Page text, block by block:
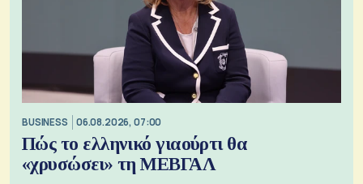
BUSINESS 06.08.2026, 07:00
Πώς το ελληνικό γιαούρτι θα
«χρυσώσει» τη ΜΕΒΓΑΛ